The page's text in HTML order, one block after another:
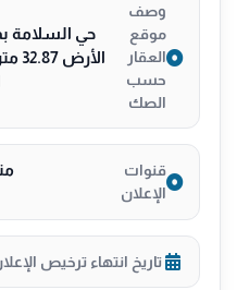
وصف
موقع
العقار
حسب
الصك
حي السلامة
قنوات
الإعلان
تاريخ انتهاء ترخيص